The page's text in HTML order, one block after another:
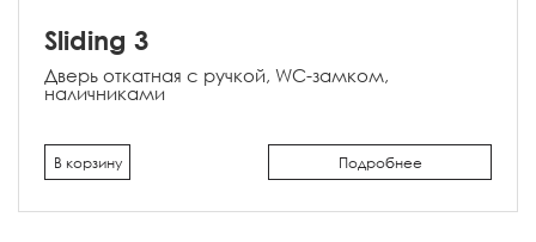
Sliding 3
Дверь откатная с ручкой, WC-замком,
наличниками
Подробнее
В корзину